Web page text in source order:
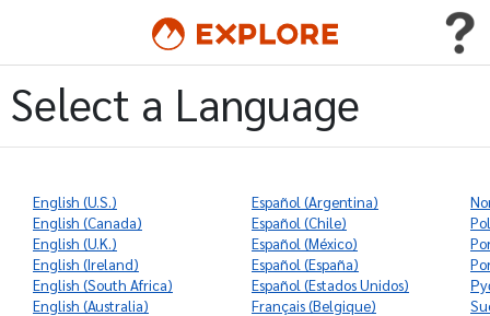
Select a Language
‭English (U.S.)
‭English (Canada)
‭English (U.K.)
‭English (Ireland)
‭English (South Africa)
‭English (Australia)
‭Español (Argentina)
‭Español (Chile)
‭Español (México)
‭Español (España)
‭Español (Estados Unidos)
‭Français (Belgique)